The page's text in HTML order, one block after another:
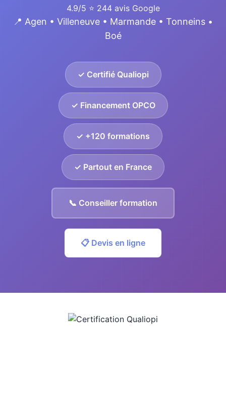
4.9/5 ⭐ 244 avis Google
📍 Agen • Villeneuve • Marmande • Tonneins •
Boé
✓ Certifié Qualiopi
✓ Financement OPCO
✓ +120 formations
✓ Partout en France
📞 Conseiller formation
📋 Devis en ligne